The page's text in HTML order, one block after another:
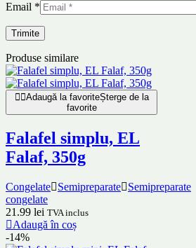
Email *
Produse similare
Adaugă la favoriteȘterge de la
favorite
Falafel simplu, EL
Falaf, 350g
Congelate Semipreparate
Semipreparate
congelate
21.99 lei TVA inclus
Adaugă în coș
-14%